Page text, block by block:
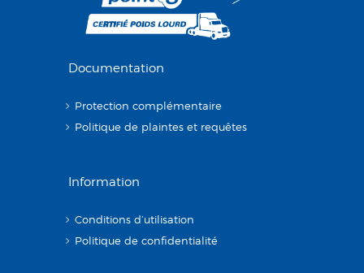
Documentation
Protection complémentaire
Politique de plaintes et requêtes
Information
Conditions d’utilisation
Politique de confidentialité